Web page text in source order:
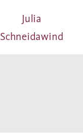
Julia
Schneidawind